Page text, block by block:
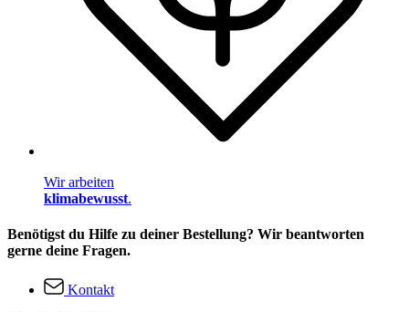
Wir arbeiten
klimabewusst.
Benötigst du Hilfe zu deiner Bestellung? Wir beantworten
gerne deine Fragen.
Kontakt